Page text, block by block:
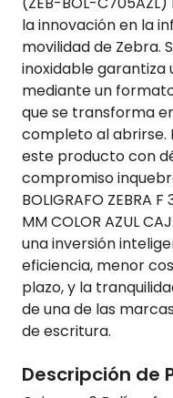
la innovación en la
movilidad de Zebra.
inoxidable garantiza
mediante un
que se transforma
completo al abrirse.
este producto con
compromiso
BOLIGRAFO ZEBRA
MM COLOR AZUL
una inversión
eficiencia, menor
plazo, y la
de una de las
de escritura.
Descripción de